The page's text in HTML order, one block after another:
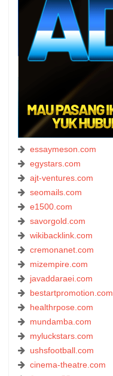
essaymeson.com
egystars.com
ajt-ventures.com
seomails.com
e1500.com
savorgold.com
wikibacklink.com
cremonanet.com
mizempire.com
javaddaraei.com
bestartpromotion.com
healthrpose.com
mundamba.com
myluckstars.com
ushsfootball.com
cinema-theatre.com